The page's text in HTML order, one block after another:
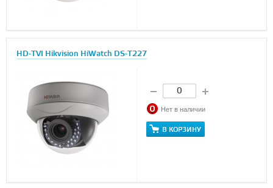
HD-TVI Hikvision HiWatch DS-T227
Нет в наличии
В КОРЗИНУ